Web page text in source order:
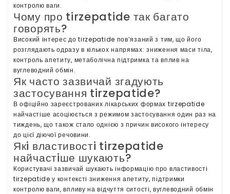
контролю ваги.
Чому про tirzepatide так багато
говорять?
Високий iнтерес до tirzepatide пов’язаний з тим, що його
розглядають одразу в кiлькох напрямах: зниження маси тiла,
контроль апетиту, метаболiчна пiдтримка та вплив на
вуглеводний обмiн.
Як часто зазвичай згадують
застосування tirzepatide?
В офiцiйно зареєстрованих лiкарських формах tirzepatide
найчастiше асоцiюється з режимом застосування один раз на
тиждень, що також стало однiєю з причин високого iнтересу
до цiєї дiючої речовини.
Якi властивостi tirzepatide
найчастiше шукають?
Користувачi зазвичай шукають iнформацiю про властивостi
tirzepatide у контекстi зниження апетиту, пiдтримки
контролю ваги, впливу на вiдчуття ситостi, вуглеводний обмiн